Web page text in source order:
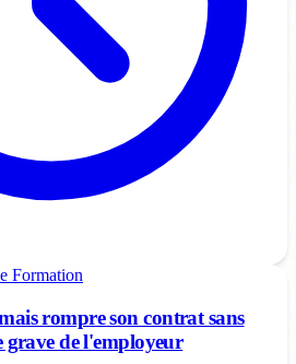
Formation
rompre son contrat sans
grave de l'employeur